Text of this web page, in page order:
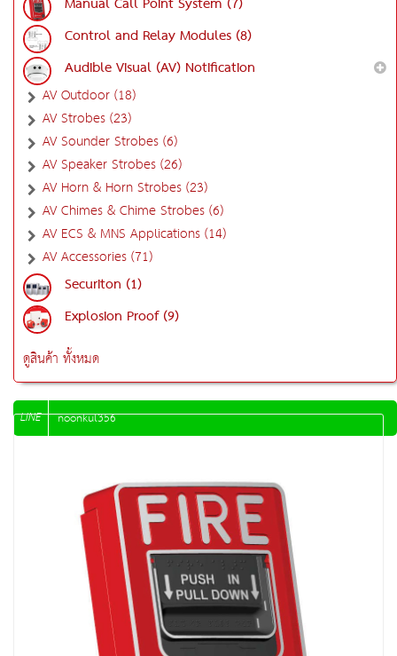
Control and Relay Modules (8)
Audible Visual (AV) Notification
AV Outdoor (18)
AV Strobes (23)
AV Sounder Strobes (6)
AV Speaker Strobes (26)
AV Horn & Horn Strobes (23)
AV Chimes & Chime Strobes (6)
AV ECS & MNS Applications (14)
AV Accessories (71)
Securiton (1)
Explosion Proof (9)
ดูสินค้า ทั้งหมด
LINE noonkul356